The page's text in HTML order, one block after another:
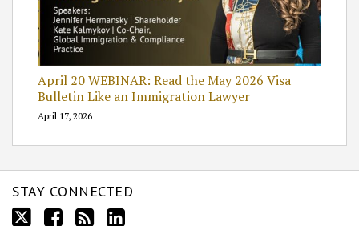
April 20 WEBINAR: Read the May 2026 Visa
Bulletin Like an Immigration Lawyer
April 17, 2026
STAY CONNECTED